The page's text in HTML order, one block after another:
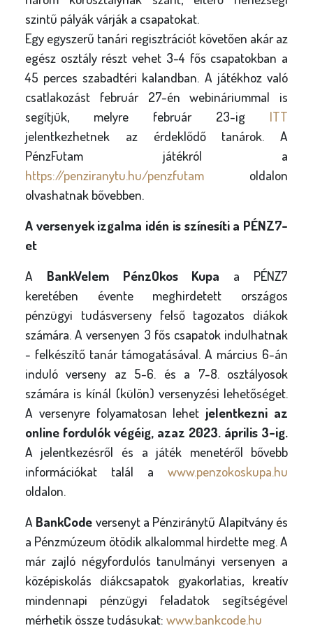
szintű pályák várják a csapatokat.
Egy egyszerű tanári regisztrációt követően akár az
egész osztály részt vehet 3-4 fős csapatokban a
45 perces szabadtéri kalandban. A játékhoz való
csatlakozást február 27-én webináriummal is
segítjük, melyre február 23-ig ITT
jelentkezhetnek az érdeklődő tanárok. A
PénzFutam játékról a
https://penziranytu.hu/penzfutamoldalon
olvashatnak bővebben.
A versenyek izgalma idén is színesíti a PÉNZ7-
et
A BankVelem PénzOkos Kupa a PÉNZ7
keretében évente meghirdetett országos
pénzügyi tudásverseny felső tagozatos diákok
számára. A versenyen 3 fős csapatok indulhatnak
- felkészítő tanár támogatásával. A március 6-án
induló verseny az 5-6. és a 7-8. osztályosok
számára is kínál (külön) versenyzési lehetőséget.
A versenyre folyamatosan lehet jelentkezni az
online fordulók végéig, azaz 2023. április 3-ig.
A jelentkezésről és a játék menetéről bővebb
információkat talál awww.penzokoskupa.hu
oldalon.
A BankCode versenyt a Pénziránytű Alapítvány és
a Pénzmúzeum ötödik alkalommal hirdette meg. A
már zajló négyfordulós tanulmányi versenyen a
középiskolás diákcsapatok gyakorlatias, kreatív
mindennapi pénzügyi feladatok segítségével
mérhetik össze tudásukat: www.bankcode.hu